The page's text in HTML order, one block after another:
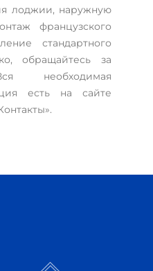
лоджии, наружную
французского
стандартного
обращайтесь за
необходимая
есть на сайте